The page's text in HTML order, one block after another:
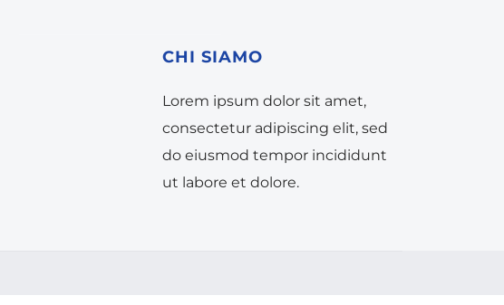
CHI SIAMO
Lorem ipsum dolor sit amet,
consectetur adipiscing elit, sed
do eiusmod tempor incididunt
ut labore et dolore.